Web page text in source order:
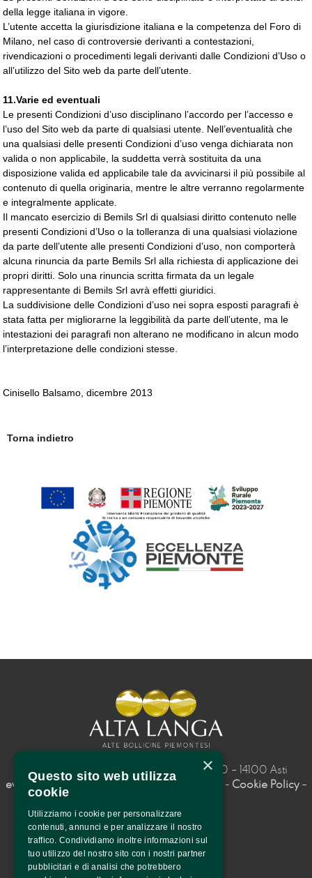
della legge italiana in vigore.
L’utente accetta la giurisdizione italiana e la competenza del Foro di
Milano, nel caso di controversie derivanti a contestazioni,
rivendicazioni o procedimenti legali derivanti dalle Condizioni d’Uso o
all’utilizzo del Sito web da parte dell’utente.
11.Varie ed eventuali
Le presenti Condizioni d’uso disciplinano l’accordo per l’accesso e
l’uso del Sito web da parte di qualsiasi utente. Nell’eventualità che
una qualsiasi delle presenti Condizioni d’uso venga dichiarata non
valida o non applicabile, la suddetta verrà sostituita da una
disposizione valida ed applicabile tale da avvicinarsi il più possibile al
contenuto di quella originaria, mentre le altre verranno regolarmente
e integralmente applicate.
Il mancato esercizio di Bemils Srl di qualsiasi diritto contenuto nelle
presenti Condizioni d’Uso o la tolleranza di una qualsiasi violazione
da parte dell’utente alle presenti Condizioni d’uso, non comporterà
alcuna rinuncia da parte Bemils Srl alla richiesta di applicazione dei
propri diritti. Solo una rinuncia scritta firmata da un legale
rappresentante di Bemils Srl avrà effetti giuridici.
La suddivisione delle Condizioni d’uso nei sopra esposti paragrafi è
stata fatta per migliorarne la leggibilità da parte dell’utente, ma le
intestazioni dei paragrafi non alterano ne modificano in alcun modo
l’interpretazione delle condizioni stesse.
Cinisello Balsamo, dicembre 2013
Torna indietro
Consorzio Alta Langa – Piazza Roma, 10 – 14100 Asti
eventi@altalangadocg.com– Privacy Policy - Cookie Policy–
×
Questo sito web utilizza
cookie
Utilizziamo i cookie per personalizzare
contenuti, annunci e per analizzare il nostro
traffico. Condividiamo inoltre informazioni sul
tuo utilizzo del nostro sito con i nostri partner
pubblicitari e di analisi che potrebbero